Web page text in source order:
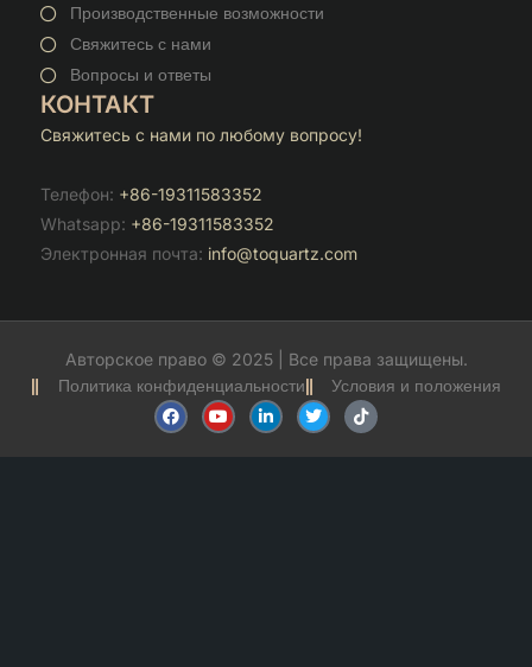
Производственные возможности
Свяжитесь с нами
Вопросы и ответы
КОНТАКТ
Свяжитесь с нами по любому вопросу!
Телефон: +86-19311583352
Whatsapp: +86-19311583352
Электронная почта: info@toquartz.com
Авторское право © 2025 | Все права защищены.
Политика конфиденциальности
Условия и положения
F
a
c
Y
o
u
С
с
ы
T
w
i
T
i
k